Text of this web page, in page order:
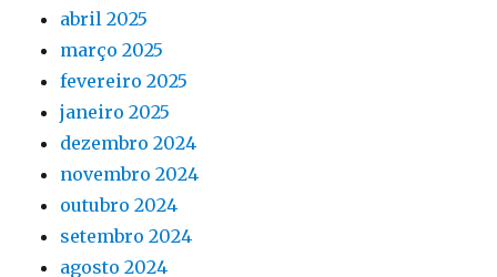
abril 2025
março 2025
fevereiro 2025
janeiro 2025
dezembro 2024
novembro 2024
outubro 2024
setembro 2024
agosto 2024